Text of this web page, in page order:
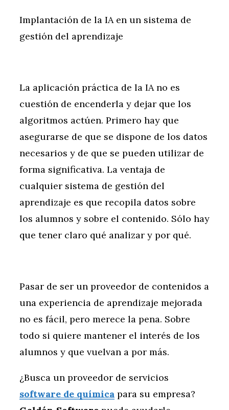
Implantación de la IA en un sistema de
gestión del aprendizaje
La aplicación práctica de la IA no es
cuestión de encenderla y dejar que los
algoritmos actúen. Primero hay que
asegurarse de que se dispone de los datos
necesarios y de que se pueden utilizar de
forma significativa. La ventaja de
cualquier sistema de gestión del
aprendizaje es que recopila datos sobre
los alumnos y sobre el contenido. Sólo hay
que tener claro qué analizar y por qué.
Pasar de ser un proveedor de contenidos a
una experiencia de aprendizaje mejorada
no es fácil, pero merece la pena. Sobre
todo si quiere mantener el interés de los
alumnos y que vuelvan a por más.
¿Busca un proveedor de servicios
software de química para su empresa?